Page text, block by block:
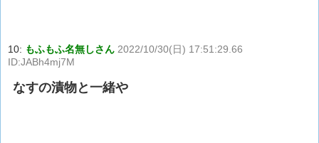
10: もふもふ名無しさん 2022/10/30(日) 17:51:29.66
ID:JABh4mj7M
なすの漬物と一緒や